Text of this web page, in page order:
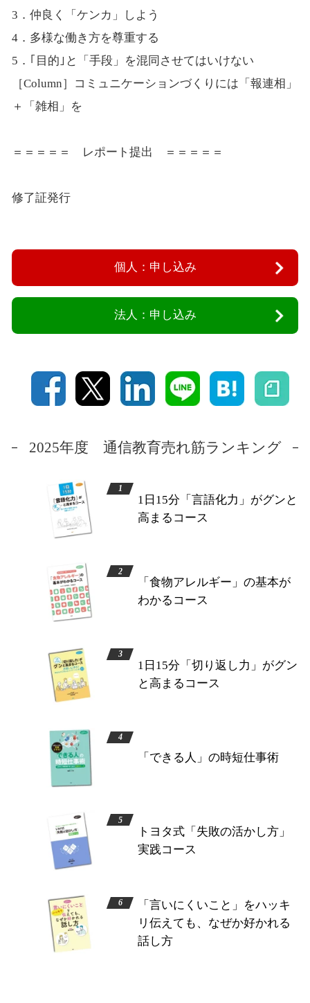
3．仲良く「ケンカ」しよう
4．多様な働き方を尊重する
5．｢目的｣と「手段」を混同させてはいけない
［Column］コミュニケーションづくりには「報連相」
＋「雑相」を
＝＝＝＝＝ レポート提出 ＝＝＝＝＝
修了証発行
個人：申し込み
法人：申し込み
2025年度 通信教育売れ筋ランキング
1日15分「言語化力」がグンと
高まるコース
「食物アレルギー」の基本が
わかるコース
1日15分「切り返し力」がグン
と高まるコース
「できる人」の時短仕事術
トヨタ式「失敗の活かし方」
実践コース
「言いにくいこと」をハッキ
リ伝えても、なぜか好かれる
話し方